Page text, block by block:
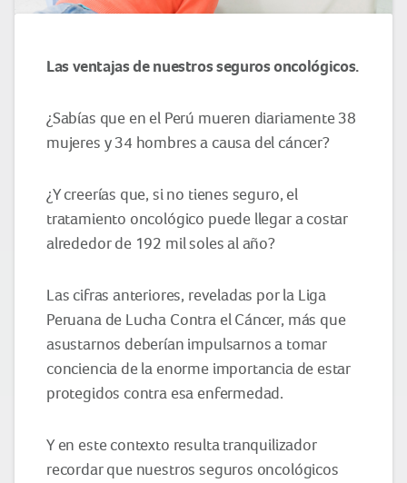
Las ventajas de nuestros seguros oncológicos.
¿Sabías que en el Perú mueren diariamente 38
mujeres y 34 hombres a causa del cáncer?
¿Y creerías que, si no tienes seguro, el
tratamiento oncológico puede llegar a costar
alrededor de 192 mil soles al año?
Las cifras anteriores, reveladas por la Liga
Peruana de Lucha Contra el Cáncer, más que
asustarnos deberían impulsarnos a tomar
conciencia de la enorme importancia de estar
protegidos contra esa enfermedad.
Y en este contexto resulta tranquilizador
recordar que nuestros seguros oncológicos